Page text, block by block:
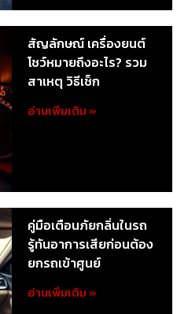
สัญลักษณ์ เครื่องยนต์
โชว์หมายถึงอะไร? รวม
สาเหตุ วิธีเช็ก
อ่านเพิ่มเติม »
คู่มือเตือนภัยกลิ่นในรถ
รู้ทันอาการเสียก่อนต้อง
ยกรถเข้าศูนย์
อ่านเพิ่มเติม »